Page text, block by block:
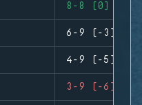
8-8 (0)
6-9 (-3)
4-9 (-5)
3-9 (-6)